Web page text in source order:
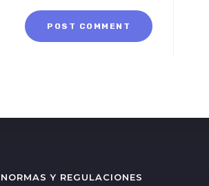
NORMAS Y REGULACIONES